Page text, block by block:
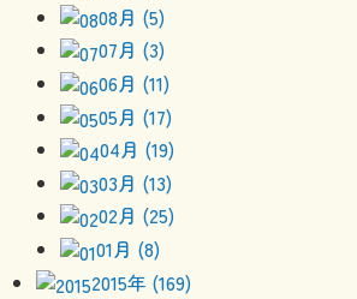
08月 (5)
07月 (3)
06月 (11)
05月 (17)
04月 (19)
03月 (13)
02月 (25)
01月 (8)
2015年 (169)